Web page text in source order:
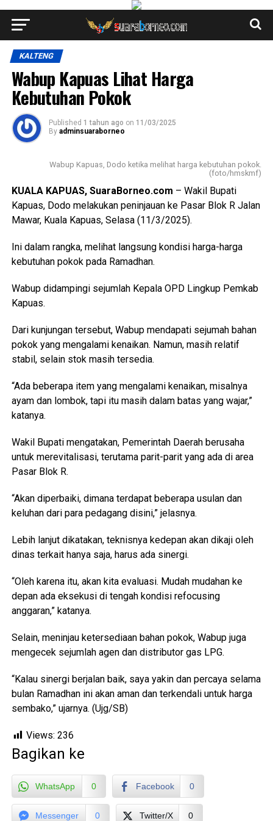
KALTENG
Wabup Kapuas Lihat Harga
Kebutuhan Pokok
Published 1 tahun ago on 11/03/2025
By adminsuaraborneo
Wabup Kapuas, Dodo ketika melihat harga kebutuhan pokok.
(foto/hmskmf)
KUALA KAPUAS, SuaraBorneo.com – Wakil Bupati
Kapuas, Dodo melakukan peninjauan ke Pasar Blok R Jalan
Mawar, Kuala Kapuas, Selasa (11/3/2025).
Ini dalam rangka, melihat langsung kondisi harga-harga
kebutuhan pokok pada Ramadhan.
Wabup didampingi sejumlah Kepala OPD Lingkup Pemkab
Kapuas.
Dari kunjungan tersebut, Wabup mendapati sejumah bahan
pokok yang mengalami kenaikan. Namun, masih relatif
stabil, selain stok masih tersedia.
“Ada beberapa item yang mengalami kenaikan, misalnya
ayam dan lombok, tapi itu masih dalam batas yang wajar,”
katanya.
Wakil Bupati mengatakan, Pemerintah Daerah berusaha
untuk merevitalisasi, terutama parit-parit yang ada di area
Pasar Blok R.
“Akan diperbaiki, dimana terdapat beberapa usulan dan
keluhan dari para pedagang disini,” jelasnya.
Lebih lanjut dikatakan, teknisnya kedepan akan dikaji oleh
dinas terkait hanya saja, harus ada sinergi.
“Oleh karena itu, akan kita evaluasi. Mudah mudahan ke
depan ada eksekusi di tengah kondisi refocusing
anggaran,” katanya.
Selain, meninjau ketersediaan bahan pokok, Wabup juga
mengecek sejumlah agen dan distributor gas LPG.
“Kalau sinergi berjalan baik, saya yakin dan percaya selama
bulan Ramadhan ini akan aman dan terkendali untuk harga
sembako,” ujarnya. (Ujg/SB)
Views: 236
Bagikan ke
WhatsApp 0 Facebook 0
Messenger 0 Twitter/X 0